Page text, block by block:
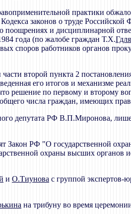
практики
законов о труде
и дисциплинарной
года (по жалобе граждан Т.Х.
споров работников органов
второй пункта 2
его итогов и механизме
решение по первому и второму
числа граждан, имеющих
депутата РФ В.П.Миронова,
Закон РФ "О государственной
охраны высших
и О.Тиунова с группой экспертов-
на трибуну во время